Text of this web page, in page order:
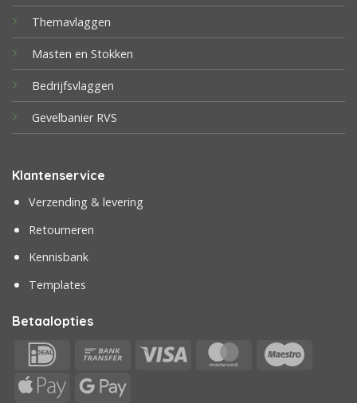
Themavlaggen
Masten en Stokken
Bedrijfsvlaggen
Gevelbanier RVS
Klantenservice
Verzending & levering
Retourneren
Kennisbank
Templates
Betaalopties
IDeal
Bank
Visa MasterCard
Apple
Google